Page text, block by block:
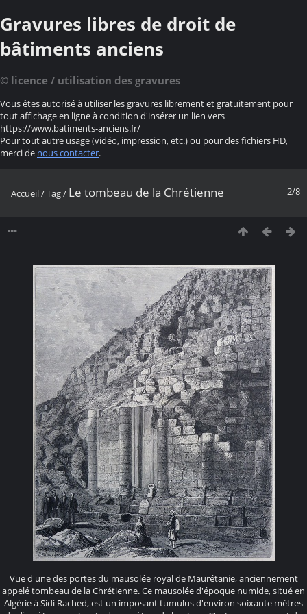
Gravures libres de droit de
bâtiments anciens
© licence / utilisation des gravures
Vous êtes autorisé à utiliser les gravures librement et gratuitement pour
tout affichage en ligne à condition d'insérer un lien vers
https://www.batiments-anciens.fr/
Pour tout autre usage (vidéo, impression, etc.) ou pour des fichiers HD,
merci de nous contacter.
2/8
Accueil/Tag/ Le tombeau de la Chrétienne
Vue d'une des portes du mausolée royal de Maurétanie, anciennement
appelé tombeau de la Chrétienne. Ce mausolée d'époque numide, situé en
Algérie à Sidi Rached, est un imposant tumulus d'environ soixante mètres